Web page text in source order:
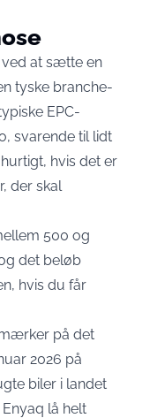
at sætte en
tyske branche-
EPC-
svarende til lidt
hvis det er
der skal
500 og
det beløb
hvis du får
på det
2026 på
biler i landet
lå helt